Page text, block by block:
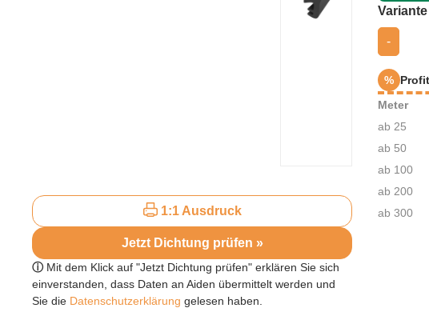
1:1 Ausdruck
Jetzt Dichtung prüfen »
ⓘ Mit dem Klick auf "Jetzt Dichtung prüfen" erklären Sie sich
einverstanden, dass Daten an Aiden übermittelt werden und
Sie die Datenschutzerklärung gelesen haben.
Variante
-
%
Meter
ab 25
ab 50
ab 100
ab 200
ab 300